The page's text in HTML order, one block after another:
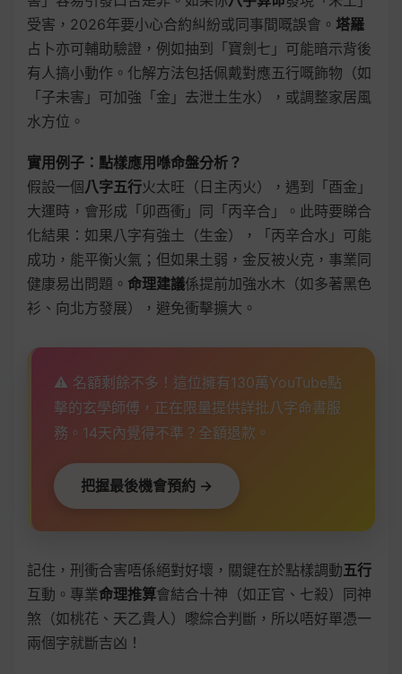
受害，2026年要小心合約糾紛或同事間嘅誤會。 塔羅
占卜亦可輔助驗證，例如抽到「寶劍七」可能暗示背後
有人搞小動作。化解方法包括佩戴對應五行嘅飾物（如
「子未害」可加強「金」去泄土生水），或調整家居風
水方位。
實用例子：點樣應用喺命盤分析？
假設一個八字五行火太旺（日主丙火），遇到「酉金」
大運時，會形成「卯酉衝」同「丙辛合」。此時要睇合
化結果：如果八字有強土（生金），「丙辛合水」可能
成功，能平衡火氣；但如果土弱，金反被火克，事業同
健康易出問題。 命理建議係提前加強水木（如多著黑色
衫、向北方發展），避免衝擊擴大。
⚠️ 名額剩餘不多！這位擁有130萬YouTube點
擊的玄學師傅，正在限量提供詳批八字命書服
務。14天內覺得不準？全額退款。
把握最後機會預約 →
記住，刑衝合害唔係絕對好壞，關鍵在於點樣調動五行
互動。專業命理推算會結合十神（如正官、七殺）同神
煞（如桃花、天乙貴人）嚟綜合判斷，所以唔好單憑一
兩個字就斷吉凶！